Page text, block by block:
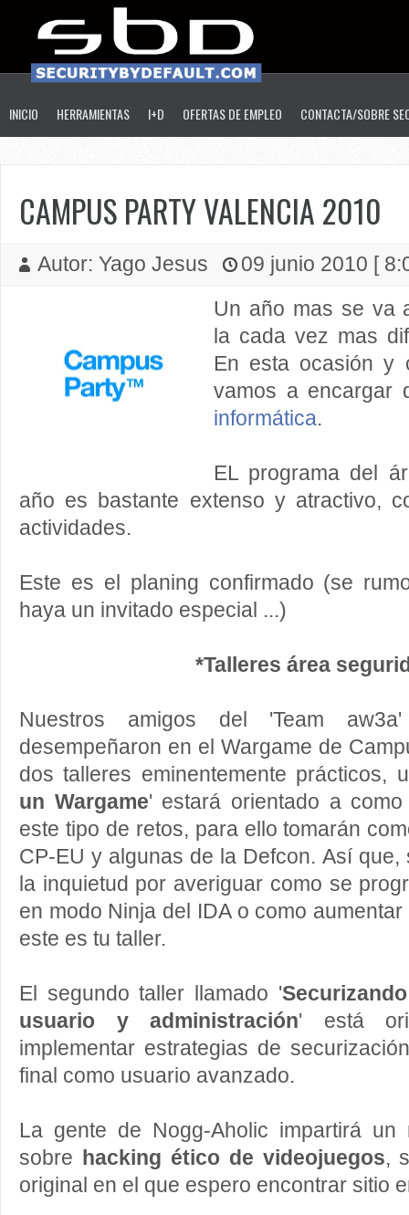
INICIO HERRAMIENTAS I+D OFERTAS DE EMPLEO CONTACTA/SOBRE
CAMPUS PARTY VALENCIA 2010
Autor: Yago Jesus
09 junio 2010 [
Un año mas se va
la cada vez mas
En esta ocasión y
vamos a encargar
informática.
EL programa del
año es bastante extenso y atractivo,
actividades.
Este es el planing confirmado (se
haya un invitado especial ...)
*Talleres área
Nuestros amigos del 'Team
desempeñaron en el Wargame de
dos talleres eminentemente prácticos,
un Wargame' estará orientado a
este tipo de retos, para ello tomarán
CP-EU y algunas de la Defcon. Así
la inquietud por averiguar como se
en modo Ninja del IDA o como
este es tu taller.
El segundo taller llamado '
usuario y administración' está
implementar estrategias de
final como usuario avanzado.
La gente de Nogg-Aholic impartirá un
sobre hacking ético de videojuegos,
original en el que espero encontrar sitio